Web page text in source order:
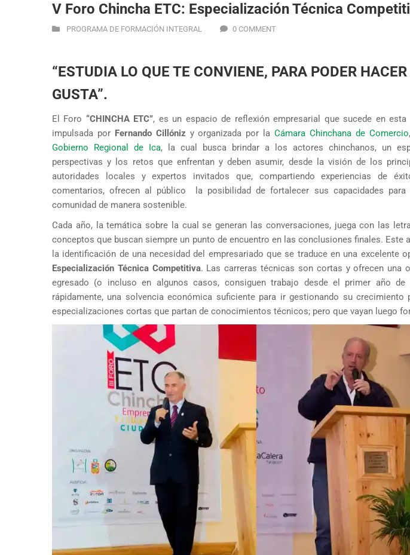
V Foro Chincha ETC: Especialización Técnica
PROGRAMA DE FORMACIÓN INTEGRAL 0 COMMENT
“ESTUDIA LO QUE TE CONVIENE, PARA PODER
GUSTA”.
El Foro “CHINCHA ETC”, es un espacio de reflexión empresarial que sucede en
impulsada por Fernando Cillóniz y organizada por la Cámara Chinchana de Comercio,
Gobierno Regional de Ica, la cual busca brindar a los actores chinchanos, un
perspectivas y los retos que enfrentan y deben asumir, desde la visión de los
autoridades locales y expertos invitados que, compartiendo experiencias de
comentarios, ofrecen al público la posibilidad de fortalecer sus capacidades
comunidad de manera sostenible.
Cada año, la temática sobre la cual se generan las conversaciones, juega con las
conceptos que buscan siempre un punto de encuentro en las conclusiones finales. Este
la identificación de una necesidad del empresariado que se traduce en una excelente
Especialización Técnica Competitiva. Las carreras técnicas son cortas y ofrecen una
egresado (o incluso en algunos casos, consiguen trabajo desde el primer año
rápidamente, una solvencia económica suficiente para ir gestionando su
especializaciones cortas que partan de conocimientos técnicos; pero que vayan luego